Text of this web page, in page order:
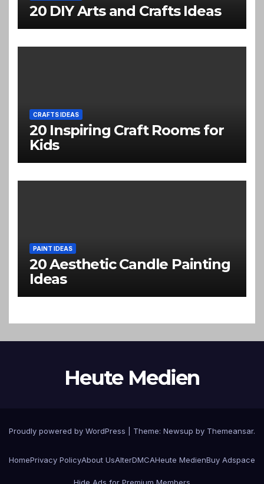
20 DIY Arts and Crafts Ideas
CRAFTS IDEAS
20 Inspiring Craft Rooms for
Kids
PAINT IDEAS
20 Aesthetic Candle Painting
Ideas
Heute Medien
Proudly powered by WordPress Theme: Newsup by Themeansar.
HomePrivacy PolicyAbout UsAlterDMCAHeute MedienBuy Adspace